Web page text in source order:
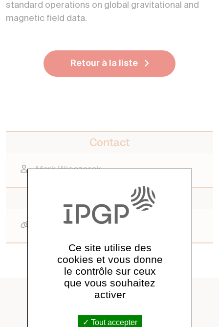
standard operations on global gravitational and
magnetic field data.
Retour à la liste
Contact
Mark Wieczorek
shtools (python software)
A lire aussi
Ce site utilise des
cookies et vous donne
le contrôle sur ceux
que vous souhaitez
activer
Tout accepter